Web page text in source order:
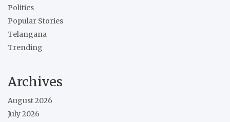
Politics
Popular Stories
Telangana
Trending
Archives
August 2026
July 2026